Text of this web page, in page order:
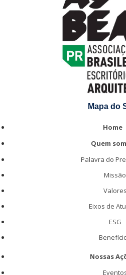
Mapa do
Home
Quem
Palavra do
Missão
Valores
Eixos de
ESG
Nossas